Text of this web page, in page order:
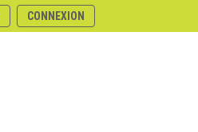
CONNEXION